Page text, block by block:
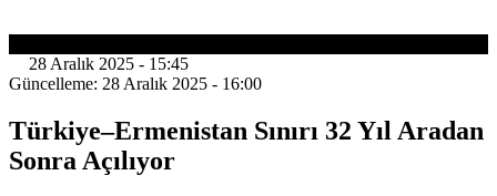
28 Aralık 2025 - 15:45
Güncelleme: 28 Aralık 2025 - 16:00
Türkiye–Ermenistan Sınırı 32 Yıl Aradan
Sonra Açılıyor